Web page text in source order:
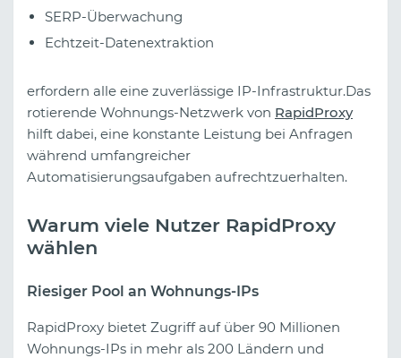
SERP-Überwachung
Echtzeit-Datenextraktion
erfordern alle eine zuverlässige IP-Infrastruktur.Das
rotierende Wohnungs-Netzwerk von RapidProxy
hilft dabei, eine konstante Leistung bei Anfragen
während umfangreicher
Automatisierungsaufgaben aufrechtzuerhalten.
Warum viele Nutzer RapidProxy
wählen
Riesiger Pool an Wohnungs-IPs
RapidProxy bietet Zugriff auf über 90 Millionen
Wohnungs-IPs in mehr als 200 Ländern und